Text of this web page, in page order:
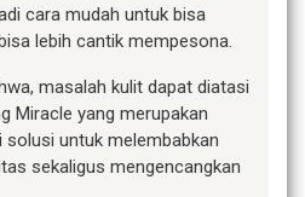
cara mudah untuk bisa
lebih cantik mempesona.
masalah kulit dapat diatasi
Miracle yang merupakan
untuk melembabkan
sekaligus mengencangkan